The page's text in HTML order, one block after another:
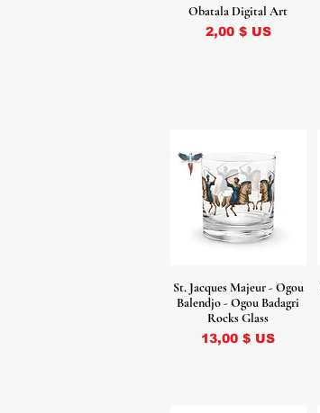
Obatala Digital Art
Prix
2,00 $ US
St. Jacques Majeur - Ogou
Balendjo - Ogou Badagri
Rocks Glass
Prix
13,00 $ US